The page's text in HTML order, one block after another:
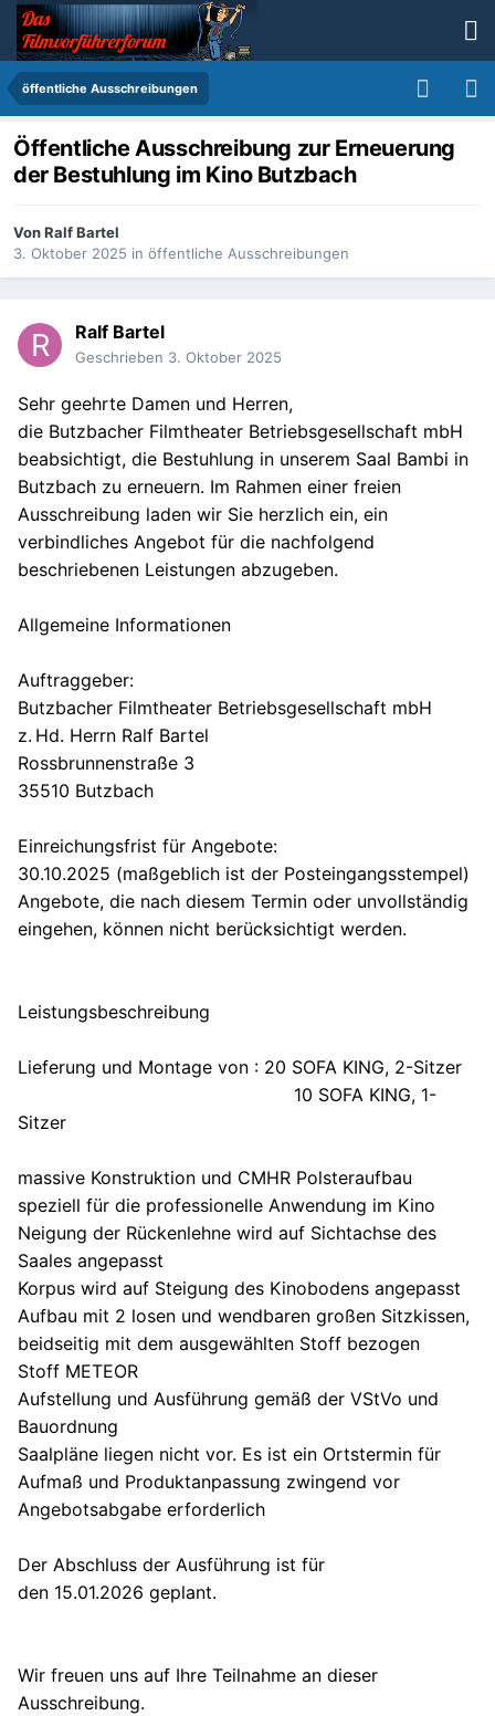
öffentliche Ausschreibungen
Öffentliche Ausschreibung zur Erneuerung
der Bestuhlung im Kino Butzbach
VonRalf Bartel
3. Oktober 2025 in öffentliche Ausschreibungen
Ralf Bartel
Geschrieben 3. Oktober 2025
Sehr geehrte Damen und Herren,
die Butzbacher Filmtheater Betriebsgesellschaft mbH
beabsichtigt, die Bestuhlung in unserem Saal Bambi in
Butzbach zu erneuern. Im Rahmen einer freien
Ausschreibung laden wir Sie herzlich ein, ein
verbindliches Angebot für die nachfolgend
beschriebenen Leistungen abzugeben.
Allgemeine Informationen
Auftraggeber:
Butzbacher Filmtheater Betriebsgesellschaft mbH
z. Hd. Herrn Ralf Bartel
Rossbrunnenstraße 3
35510 Butzbach
Einreichungsfrist für Angebote:
30.10.2025 (maßgeblich ist der Posteingangsstempel)
Angebote, die nach diesem Termin oder unvollständig
eingehen, können nicht berücksichtigt werden.
Leistungsbeschreibung
Lieferung und Montage von : 20 SOFA KING, 2-Sitzer
10 SOFA KING, 1-
Sitzer
massive Konstruktion und CMHR Polsteraufbau
speziell für die professionelle Anwendung im Kino
Neigung der Rückenlehne wird auf Sichtachse des
Saales angepasst
Korpus wird auf Steigung des Kinobodens angepasst
Aufbau mit 2 losen und wendbaren großen Sitzkissen,
beidseitig mit dem ausgewählten Stoff bezogen
Stoff METEOR
Aufstellung und Ausführung gemäß der VStVo und
Bauordnung
Saalpläne liegen nicht vor. Es ist ein Ortstermin für
Aufmaß und Produktanpassung zwingend vor
Angebotsabgabe erforderlich
Der Abschluss der Ausführung ist für
den 15.01.2026 geplant.
Wir freuen uns auf Ihre Teilnahme an dieser
Ausschreibung.